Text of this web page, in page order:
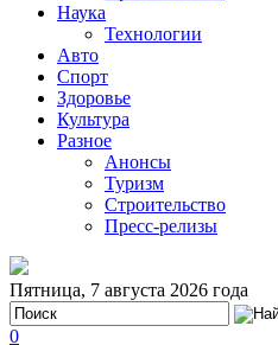
Наука
Технологии
Авто
Спорт
Здоровье
Культура
Разное
Анонсы
Туризм
Строительство
Пресс-релизы
Пятница, 7 августа 2026 года
0